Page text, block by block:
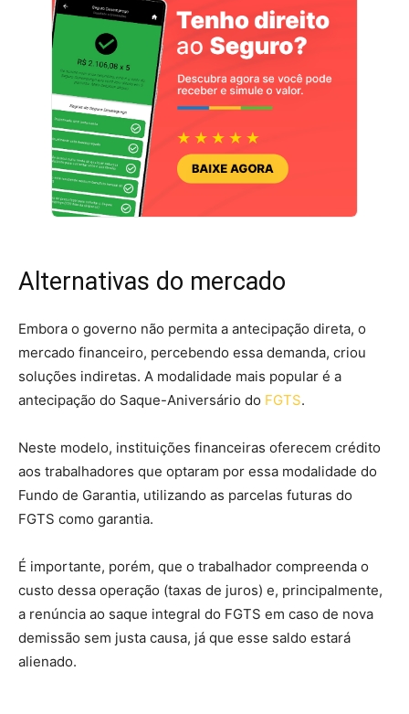
Alternativas do mercado
Embora o governo não permita a antecipação direta, o
mercado financeiro, percebendo essa demanda, criou
soluções indiretas. A modalidade mais popular é a
antecipação do Saque-Aniversário do FGTS.
Neste modelo, instituições financeiras oferecem crédito
aos trabalhadores que optaram por essa modalidade do
Fundo de Garantia, utilizando as parcelas futuras do
FGTS como garantia.
É importante, porém, que o trabalhador compreenda o
custo dessa operação (taxas de juros) e, principalmente,
a renúncia ao saque integral do FGTS em caso de nova
demissão sem justa causa, já que esse saldo estará
alienado.